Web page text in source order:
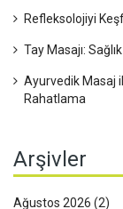
Refleksolojiyi
Tay Masajı:
Ayurvedik Masaj
Rahatlama
Arşivler
Ağustos 2026 (2)